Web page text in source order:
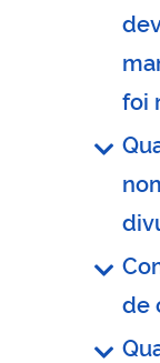
foi
de